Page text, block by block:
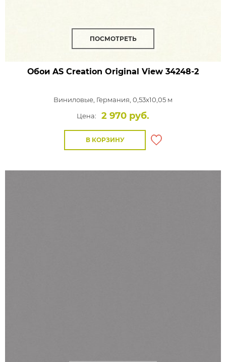
ПОСМОТРЕТЬ
Обои AS Creation Original View 34248-2
Виниловые, Германия, 0,53x10,05 м
Цена:
2 970 руб.
В КОРЗИНУ